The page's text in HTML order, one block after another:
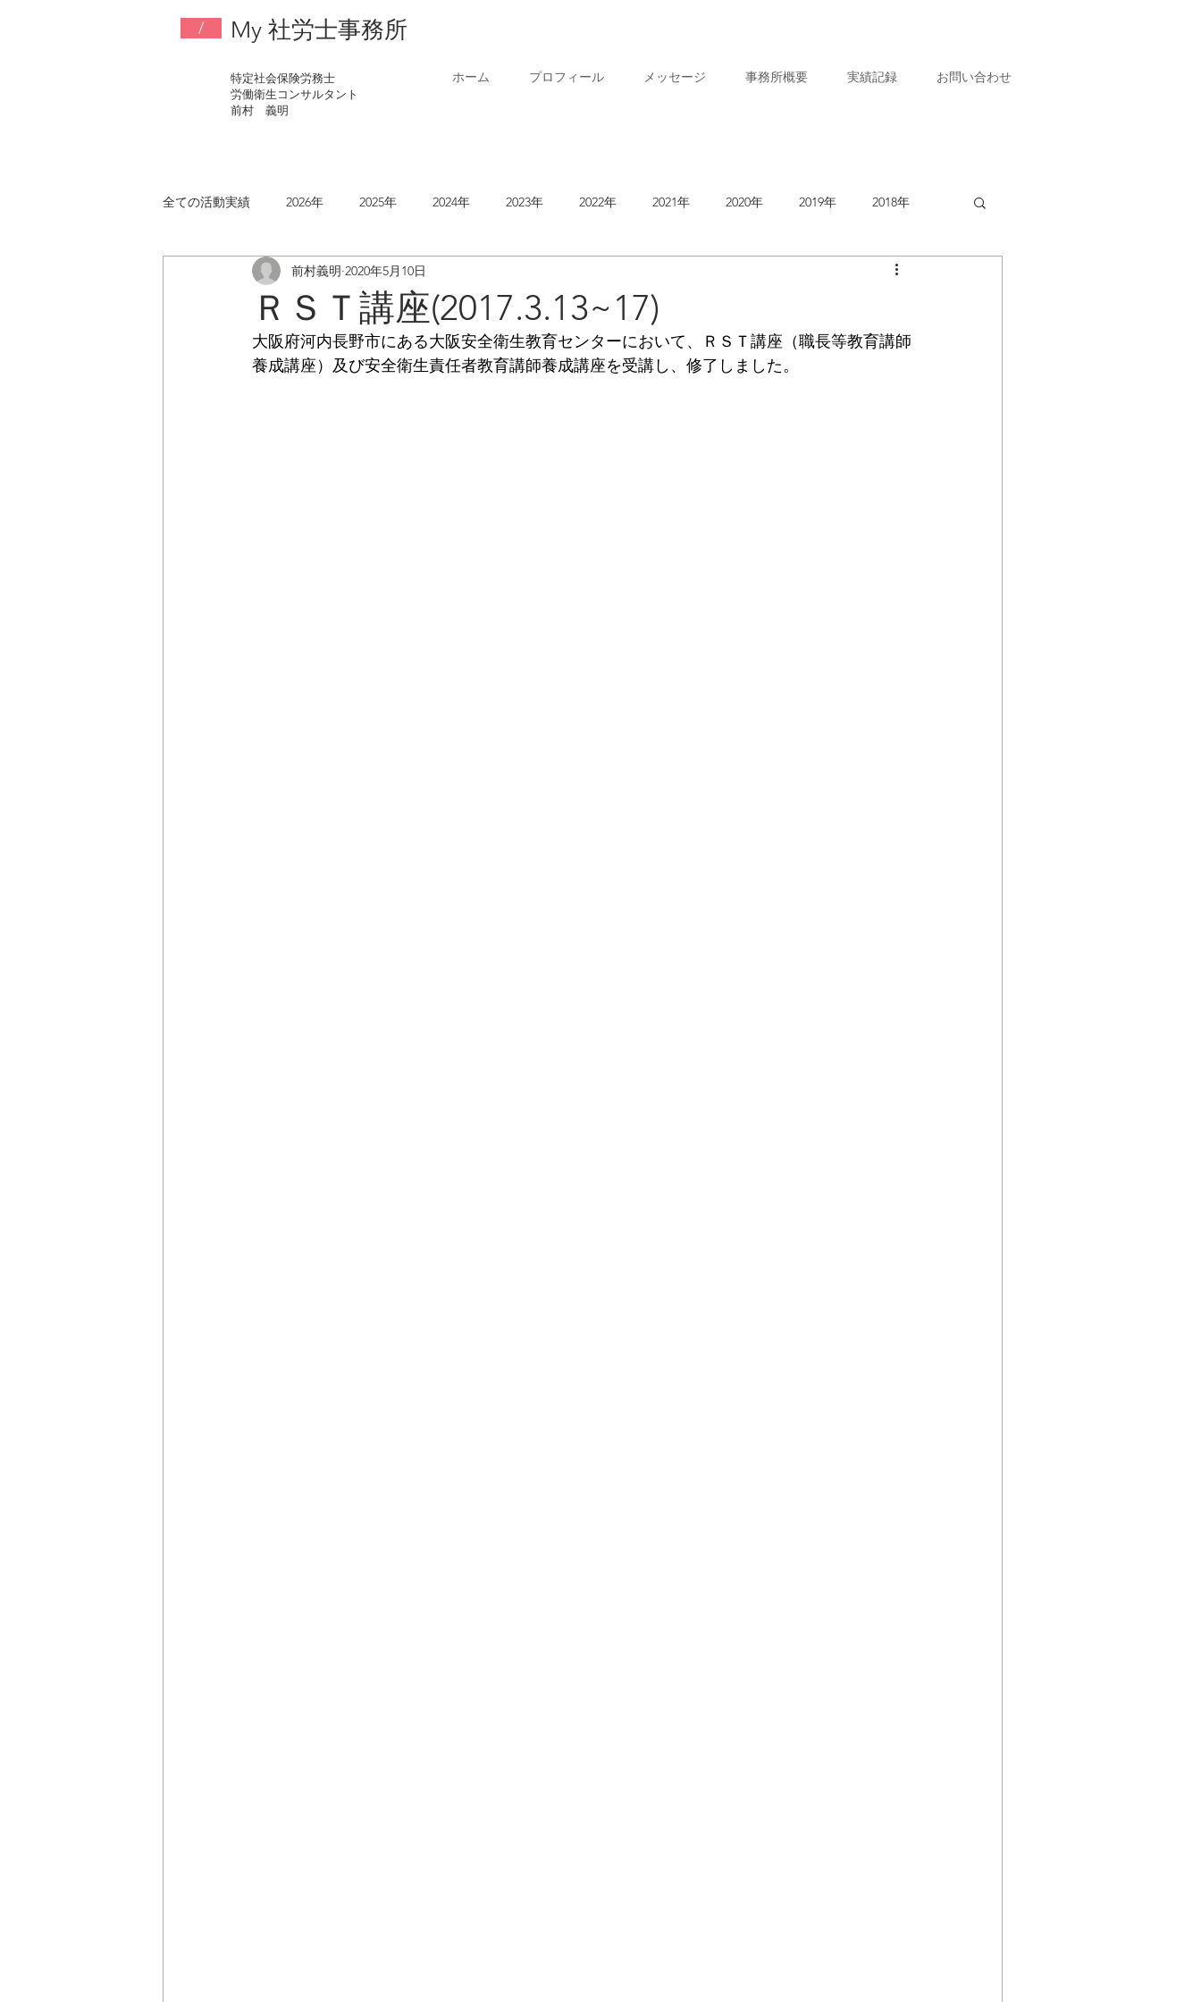
/ My 社労士事務所
特定社会保険労務士
労働衛生コンサルタント
​前村 義明
ホーム プロフィール メッセージ 事務所概要 実績記録 お問い合わせ
全ての活動実績 2026年 2025年 2024年 2023年 2022年 2021年 2020年 2019年 2018年
2016年 2015年 2014年
ＲＳＴ講座(2017.3.13~17)
前村義明 2020年5月10日
大阪府河内長野市にある大阪安全衛生教育センターにおいて、ＲＳＴ講座（職長等教育講師
養成講座）及び安全衛生責任者教育講師養成講座を受講し、修了しました。